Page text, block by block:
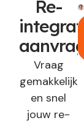
Re-
Vraag
gemakkelijk
en snel
jouw re-